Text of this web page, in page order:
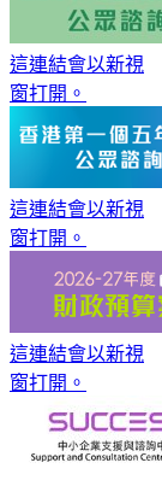
這連結會以新視
窗打開。
這連結會以新視
窗打開。
這連結會以新視
窗打開。